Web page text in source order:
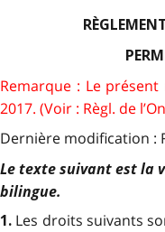
Remarque : Le
2017. (Voir : Règl. de
Dernière modification :
Le texte suivant est la
bilingue.
1. Les droits suivants